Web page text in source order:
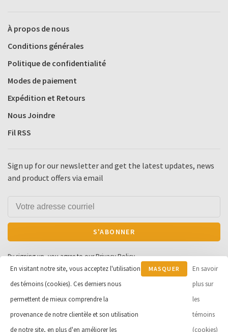
À propos de nous
Conditions générales
Politique de confidentialité
Modes de paiement
Expédition et Retours
Nous Joindre
Fil RSS
Sign up for our newsletter and get the latest updates, news
and product offers via email
S'ABONNER
By signing up, you agree to our Privacy Policy.
© Copyright 2026 Cycle et Sports
En visitant notre site, vous acceptez l'utilisation
des témoins (cookies). Ces derniers nous
permettent de mieux comprendre la
provenance de notre clientèle et son utilisation
de notre site, en plus d'en améliorer les
MASQUER
En savoir
plus sur
les
témoins
(cookies)